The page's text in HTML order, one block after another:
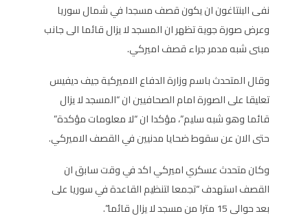
نفى البنتاغون ان يكون قصف مسجدا في شمال سوريا
وعرض صورة جوية تظهر ان المسجد لا يزال قائما الى جانب
مبنى شبه مدمر جراء قصف اميركي.
وقال المتحدث باسم وزارة الدفاع الاميركية جيف ديفيس
تعليقا على الصورة امام الصحافيين ان “المسجد لا يزال
قائما وهو شبه سليم”، مؤكدا ان “لا معلومات مؤكدة”
حتى الان عن سقوط ضحايا مدنيين في القصف الاميركي.
وكان متحدث عسكري اميركي اكد في وقت سابق ان
القصف استهدف “تجمعا لتنظيم القاعدة في سوريا على
بعد حوالى 15 مترا من مسجد لا يزال قائما”.